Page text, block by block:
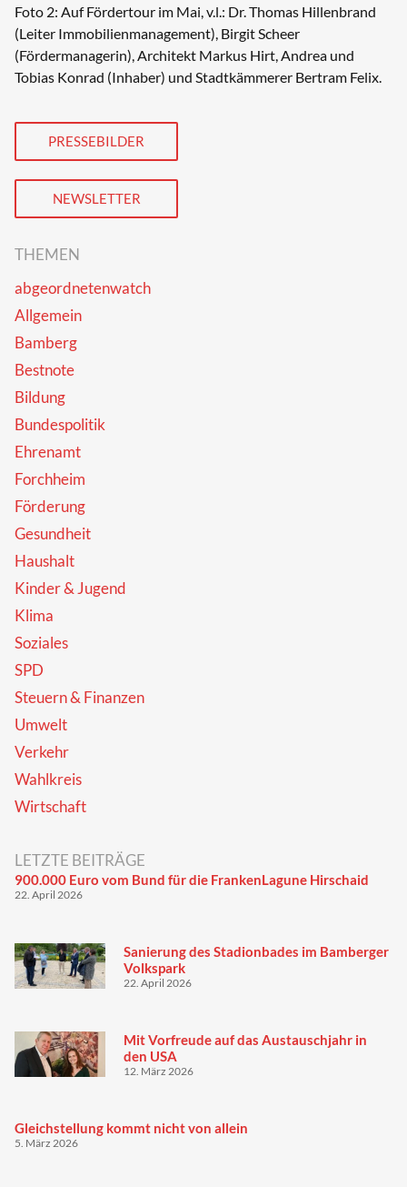
Foto 2: Auf Fördertour im Mai, v.l.: Dr. Thomas Hillenbrand
(Leiter Immobilienmanagement), Birgit Scheer
(Fördermanagerin), Architekt Markus Hirt, Andrea und
Tobias Konrad (Inhaber) und Stadtkämmerer Bertram Felix.
PRESSEBILDER
NEWSLETTER
THEMEN
abgeordnetenwatch
Allgemein
Bamberg
Bestnote
Bildung
Bundespolitik
Ehrenamt
Forchheim
Förderung
Gesundheit
Haushalt
Kinder & Jugend
Klima
Soziales
SPD
Steuern & Finanzen
Umwelt
Verkehr
Wahlkreis
Wirtschaft
LETZTE BEITRÄGE
900.000 Euro vom Bund für die FrankenLagune Hirschaid
22. April 2026
Sanierung des Stadionbades im Bamberger
Volkspark
22. April 2026
Mit Vorfreude auf das Austauschjahr in
den USA
12. März 2026
Gleichstellung kommt nicht von allein
5. März 2026